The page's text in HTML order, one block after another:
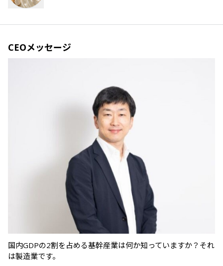
CEOメッセージ
国内GDPの2割を占める基幹産業は何か知っていますか？それ
は製造業です。